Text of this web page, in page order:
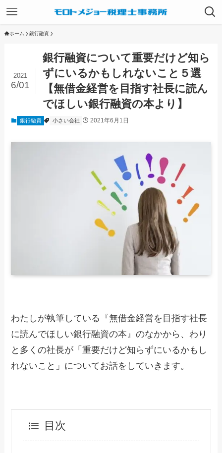
ホーム 銀行融資
銀行融資について重要だけど知ら
ずにいるかもしれないこと５選
【無借金経営を目指す社長に読ん
でほしい銀行融資の本より】
2021
6/01
銀行融資 小さい会社 2021年6月1日
わたしが執筆している『無借金経営を目指す社長
に読んでほしい銀行融資の本』のなかから、わり
と多くの社長が「重要だけど知らずにいるかもし
れないこと」についてお話をしていきます。
目次